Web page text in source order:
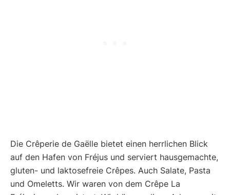
Die Crêperie de Gaëlle bietet einen herrlichen Blick
auf den Hafen von Fréjus und serviert hausgemachte,
gluten- und laktosefreie Crêpes. Auch Salate, Pasta
und Omeletts. Wir waren von dem Crêpe La